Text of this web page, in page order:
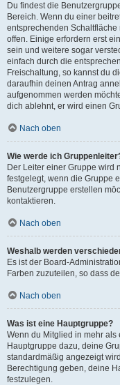
Du findest die
Bereich. Wenn du einer
entsprechenden
offen. Einige erfordern erst
sein und weitere sogar
einfach durch die
Freischaltung, so kannst du
daraufhin deinen Antrag
aufgenommen werden
dich ablehnt, er wird einen
Nach oben
Wie werde ich
Der Leiter einer Gruppe wird
festgelegt, wenn die Gruppe
Benutzergruppe erstellen
kontaktieren.
Nach oben
Weshalb werden
Es ist der Board-
Farben zuzuteilen, so dass
Nach oben
Was ist eine Hauptgruppe?
Wenn du Mitglied in mehr
Hauptgruppe dazu, deine
standardmäßig angezeigt
Berechtigung geben, deine
festzulegen.